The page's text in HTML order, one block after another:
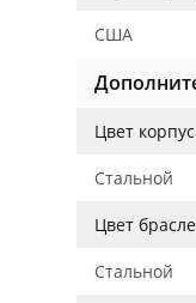
США
Цвет
Стальной
Цвет
Стальной